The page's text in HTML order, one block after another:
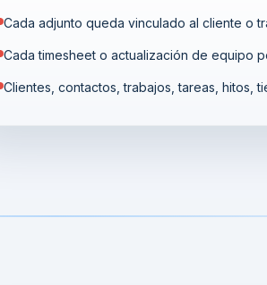
Cada adjunto queda vinculado al cliente o
Cada timesheet o actualización de equipo
Clientes, contactos, trabajos, tareas, hitos,